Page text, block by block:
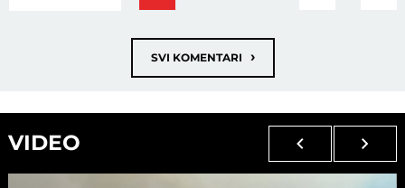
SVI KOMENTARI ›
VIDEO